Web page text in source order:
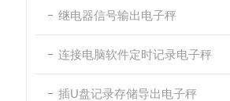
继电器信号输出电子秤
连接电脑软件定时记录电子秤
插U盘记录存储导出电子秤